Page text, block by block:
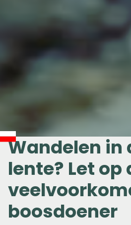
Wandelen in
lente? Let op
boosdoener